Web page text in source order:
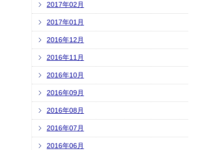
2017年02月
2017年01月
2016年12月
2016年11月
2016年10月
2016年09月
2016年08月
2016年07月
2016年06月